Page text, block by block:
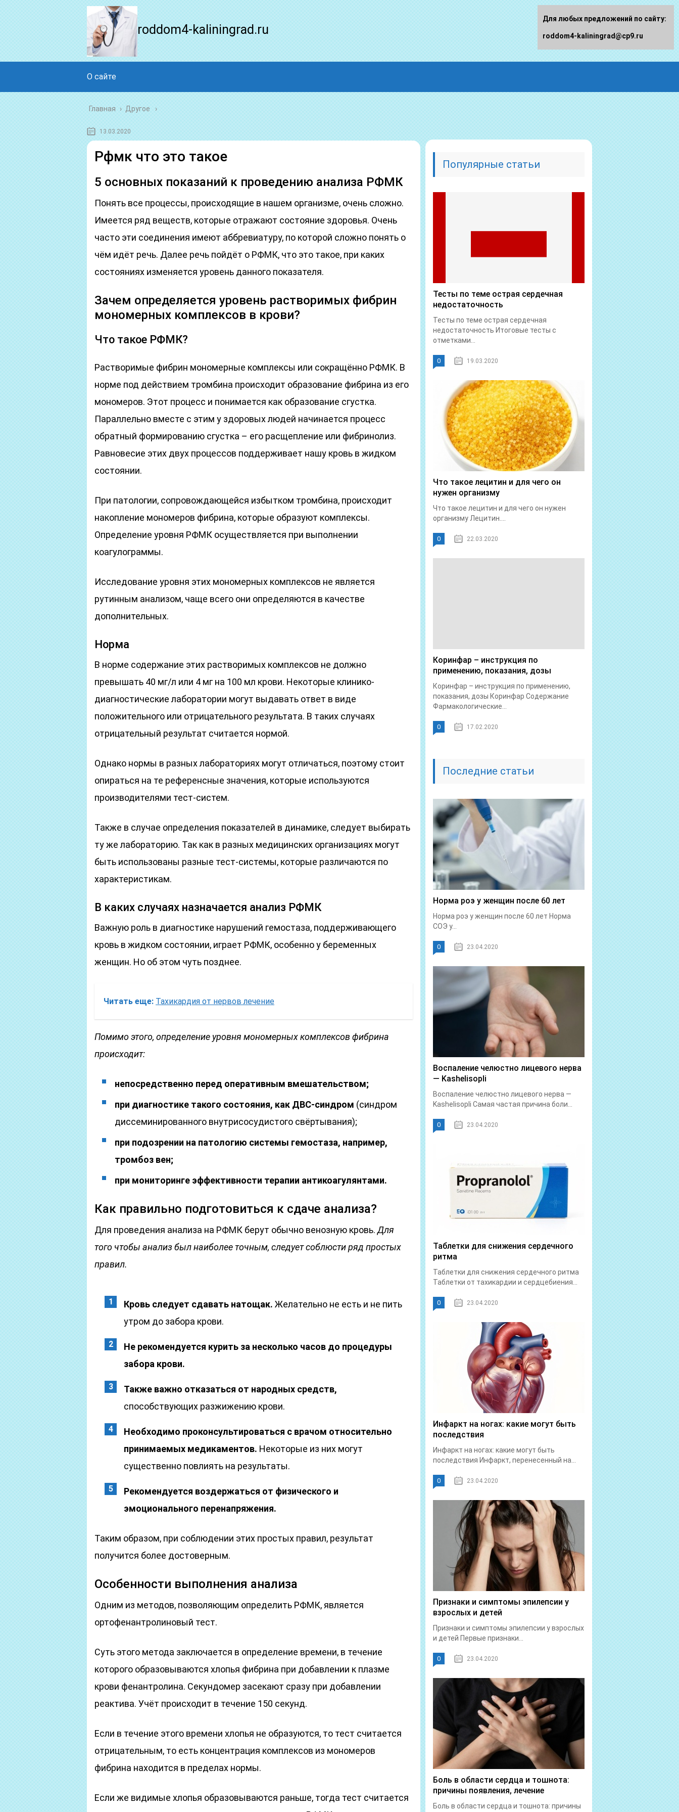
roddom4-kaliningrad.ru
О сайте
Главная › Другое
13.03.2020
Рфмк что это такое
5 основных показаний к проведению анализа РФМК
Понять все процессы, происходящие в нашем организме, очень сложно.
Имеется ряд веществ, которые отражают состояние здоровья. Очень
часто эти соединения имеют аббревиатуру, по которой сложно понять о
чём идёт речь. Далее речь пойдёт о РФМК, что это такое, при каких
состояниях изменяется уровень данного показателя.
Зачем определяется уровень растворимых фибрин
мономерных комплексов в крови?
Что такое РФМК?
Растворимые фибрин мономерные комплексы или сокращённо РФМК. В
норме под действием тромбина происходит образование фибрина из его
мономеров. Этот процесс и понимается как образование сгустка.
Параллельно вместе с этим у здоровых людей начинается процесс
обратный формированию сгустка – его расщепление или фибринолиз.
Равновесие этих двух процессов поддерживает нашу кровь в жидком
состоянии.
При патологии, сопровождающейся избытком тромбина, происходит
накопление мономеров фибрина, которые образуют комплексы.
Определение уровня РФМК осуществляется при выполнении
коагулограммы.
Исследование уровня этих мономерных комплексов не является
рутинным анализом, чаще всего они определяются в качестве
дополнительных.
Норма
В норме содержание этих растворимых комплексов не должно
превышать 40 мг/л или 4 мг на 100 мл крови. Некоторые клинико-
диагностические лаборатории могут выдавать ответ в виде
положительного или отрицательного результата. В таких случаях
отрицательный результат считается нормой.
Однако нормы в разных лабораториях могут отличаться, поэтому стоит
опираться на те референсные значения, которые используются
производителями тест-систем.
Также в случае определения показателей в динамике, следует выбирать
ту же лабораторию. Так как в разных медицинских организациях могут
быть использованы разные тест-системы, которые различаются по
характеристикам.
В каких случаях назначается анализ РФМК
Важную роль в диагностике нарушений гемостаза, поддерживающего
кровь в жидком состоянии, играет РФМК, особенно у беременных
женщин. Но об этом чуть позднее.
Читать еще: Тахикардия от нервов лечение
Помимо этого, определение уровня мономерных комплексов фибрина
происходит:
непосредственно перед оперативным вмешательством;
при диагностике такого состояния, как ДВС-синдром (синдром
диссеминированного внутрисосудистого свёртывания);
при подозрении на патологию системы гемостаза, например,
тромбоз вен;
при мониторинге эффективности терапии антикоагулянтами.
Как правильно подготовиться к сдаче анализа?
Для проведения анализа на РФМК берут обычно венозную кровь.Для
того чтобы анализ был наиболее точным, следует соблюсти ряд простых
правил.
Кровь следует сдавать натощак. Желательно не есть и не пить
утром до забора крови.
Не рекомендуется курить за несколько часов до процедуры
забора крови.
Также важно отказаться от народных средств,
способствующих разжижению крови.
Необходимо проконсультироваться с врачом относительно
принимаемых медикаментов. Некоторые из них могут
существенно повлиять на результаты.
Рекомендуется воздержаться от физического и
эмоционального перенапряжения.
Таким образом, при соблюдении этих простых правил, результат
получится более достоверным.
Особенности выполнения анализа
Одним из методов, позволяющим определить РФМК, является
ортофенантролиновый тест.
Суть этого метода заключается в определение времени, в течение
которого образовываются хлопья фибрина при добавлении к плазме
крови фенантролина. Секундомер засекают сразу при добавлении
реактива. Учёт происходит в течение 150 секунд.
Если в течение этого времени хлопья не образуются, то тест считается
отрицательным, то есть концентрация комплексов из мономеров
фибрина находится в пределах нормы.
Если же видимые хлопья образовываются раньше, тогда тест считается
Популярные статьи
Тесты по теме острая сердечная
недостаточность
Тесты по теме острая сердечная
недостаточность Итоговые тесты с
отметками...
0 19.03.2020
Что такое лецитин и для чего он
нужен организму
Что такое лецитин и для чего он нужен
организму Лецитин....
0 22.03.2020
Коринфар – инструкция по
применению, показания, дозы
Коринфар – инструкция по применению,
показания, дозы Коринфар Содержание
Фармакологические...
0 17.02.2020
Последние статьи
Норма роэ у женщин после 60 лет
Норма роэ у женщин после 60 лет Норма
СОЭ у...
0 23.04.2020
Воспаление челюстно лицевого нерва
— Kashelisopli
Воспаление челюстно лицевого нерва —
Kashelisopli Самая частая причина боли...
0 23.04.2020
Таблетки для снижения сердечного
ритма
Таблетки для снижения сердечного ритма
Таблетки от тахикардии и сердцебиения...
0 23.04.2020
Инфаркт на ногах: какие могут быть
последствия
Инфаркт на ногах: какие могут быть
последствия Инфаркт, перенесенный на...
0 23.04.2020
Признаки и симптомы эпилепсии у
взрослых и детей
Признаки и симптомы эпилепсии у взрослых
и детей Первые признаки...
0 23.04.2020
Боль в области сердца и тошнота:
причины появления, лечение
Боль в области сердца и тошнота: причины
Для любых предложений по сайту:
roddom4-kaliningrad@cp9.ru